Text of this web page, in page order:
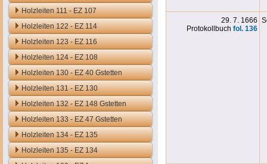
Holzleiten 111 - EZ 107
Holzleiten 122 - EZ 114
Holzleiten 123 - EZ 116
Holzleiten 124 - EZ 108
Holzleiten 130 - EZ 40 Gstetten
Holzleiten 131 - EZ 130
Holzleiten 132 - EZ 148 Gstetten
Holzleiten 133 - EZ 47 Gstetten
Holzleiten 134 - EZ 135
Holzleiten 135 - EZ 134
29. 7. 1666
Protokollbuch fol. 136